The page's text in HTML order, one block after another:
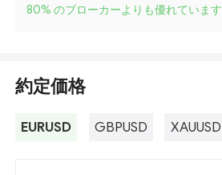
80% のブローカーよりも優れています
約定価格
EURUSD GBPUSD XAUUSD